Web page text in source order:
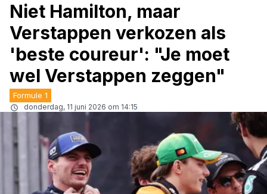
Niet Hamilton, maar
Verstappen verkozen als
'beste coureur': "Je moet
wel Verstappen zeggen"
Formule 1
donderdag, 11 juni 2026 om 14:15